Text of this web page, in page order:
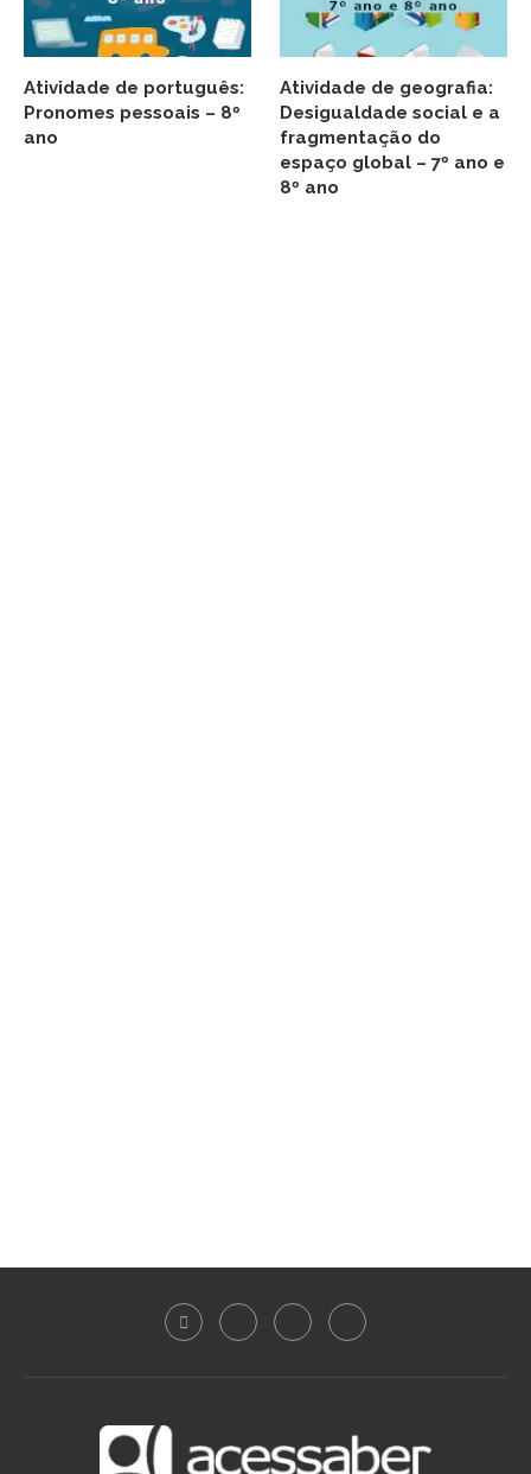
Atividade de português:
Pronomes pessoais – 8º
ano
Atividade de geografia:
Desigualdade social e a
fragmentação do
espaço global – 7º ano e
8º ano